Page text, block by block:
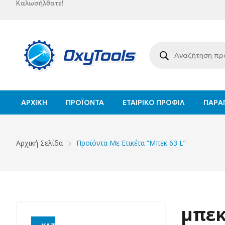
Καλωσήλθατε!
ΑΡΧΙΚΉ ΠΡΟΪΌΝΤΑ ΕΤΑΙΡΙΚΌ ΠΡΟΦΊΛ
Αρχική Σελίδα Προϊόντα Με Ετικέτα “μπεκ 63 L”